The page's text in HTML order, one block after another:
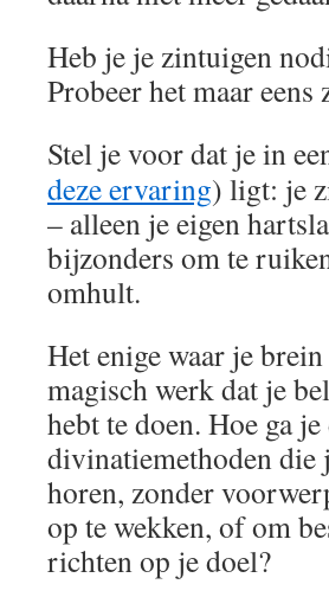
Heb je je zintuigen
Probeer het maar eens
Stel je voor dat je in
deze ervaring) ligt: je
– alleen je eigen
bijzonders om te
omhult.
Het enige waar je
magisch werk dat je
hebt te doen. Hoe ga
divinatiemethoden die
horen, zonder
op te wekken, of om
richten op je doel?